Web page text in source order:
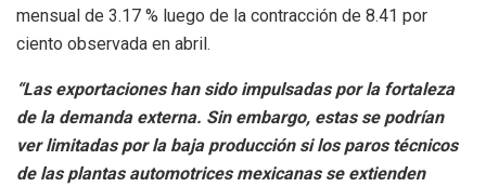
mensual de 3.17 % luego de la contracción de 8.41 por
ciento observada en abril.
“Las exportaciones han sido impulsadas por la fortaleza
de la demanda externa. Sin embargo, estas se podrían
ver limitadas por la baja producción si los paros técnicos
de las plantas automotrices mexicanas se extienden